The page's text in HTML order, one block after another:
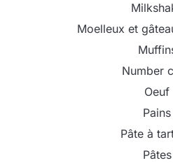
Moelleux et
Number
Oeuf
Pains
Pâte à
Pâtes